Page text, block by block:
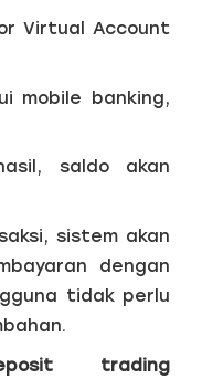
Virtual Account
mobile banking,
saldo akan
sistem akan
dengan
tidak perlu
trading